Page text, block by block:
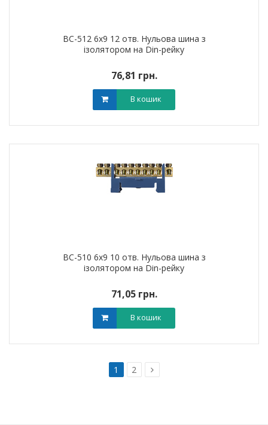
BC-512 6х9 12 отв. Нульова шина з
ізолятором на Din-рейку
76,81 грн.
В кошик
BC-510 6х9 10 отв. Нульова шина з
ізолятором на Din-рейку
71,05 грн.
В кошик
1 2